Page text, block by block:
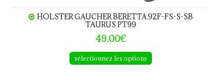
HOLSTER GAUCHER BERETTA 92F-FS-S-SB
TAURUS PT99
49.00€
sélectionnez les options